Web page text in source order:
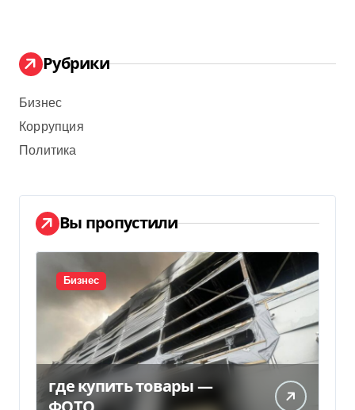
Рубрики
Бизнес
Коррупция
Политика
Вы пропустили
Бизнес
где купить товары —